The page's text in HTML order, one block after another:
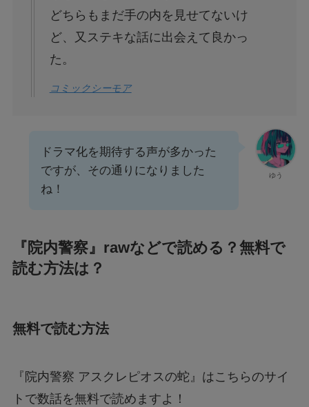
どちらもまだ手の内を見せてないけ
ど、又ステキな話に出会えて良かっ
た。
コミックシーモア
ゆう
ドラマ化を期待する声が多かった
ですが、その通りになりました
ね！
『院内警察』rawなどで読める？無料で
読む方法は？
無料で読む方法
『院内警察 アスクレピオスの蛇』はこちらのサイ
トで数話を無料で読めますよ！